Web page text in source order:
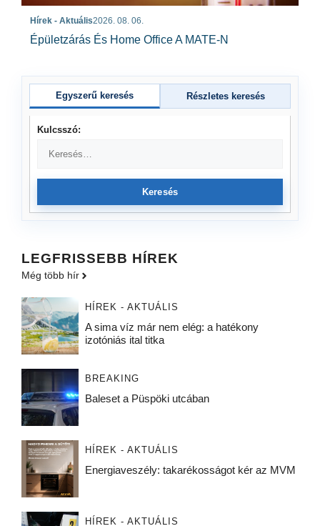
Hírek - Aktuális2026. 08. 06.
Épületzárás És Home Office A MATE-N
Egyszerű keresés Részletes keresés
Kulcsszó:
Keresés
LEGFRISSEBB HÍREK
Még több hír
HÍREK - AKTUÁLIS
A sima víz már nem elég: a hatékony
izotóniás ital titka
BREAKING
Baleset a Püspöki utcában
HÍREK - AKTUÁLIS
Energiaveszély: takarékosságot kér az MVM
HÍREK - AKTUÁLIS